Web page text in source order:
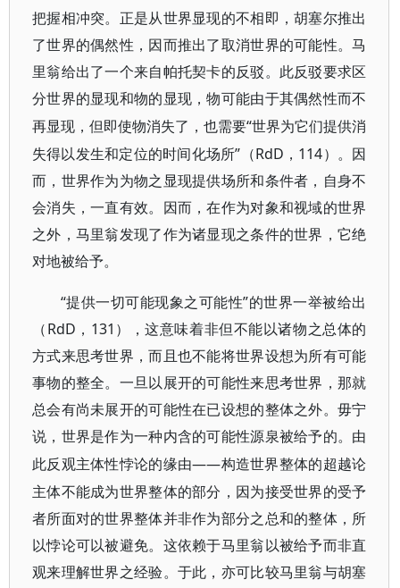
把握相冲突。正是从世界显现的不相 即，胡塞尔推出
了世界的偶然性，因而推出了取消世界的可能性。马
里翁给出了一个来自帕托契卡的反驳。 此反驳要求区
分世界的显现和物的显现，物可能由于其偶然性而不
再显现，但即使物消失了，也需要“世界为它们提供消
失得以发生和定位的时间化场所”（RdD，114）。因
而，世界作为为物之显现提供场所和条件者，自身不
会消失，一直有效。因而，在作为对象和视域的世界
之外，马里翁发现了作为诸显现之条件的世界，它绝
对地被给予。
“提供一切可能现象之可能性”的世界一举被给出
（RdD，131），这意味着非但不能以诸物之总体的
方式来思考世界，而且也不能将世界设想为所有可能
事物的整全。一旦以展开的可能性来思考世界， 那就
总会有尚未展开的可能性在已设想的整体之外。毋宁
说，世界是作为一种内含的可能性源泉被给予的。 由
此反观主体性悖论的缘由——构造世界整体的超越论
主体不能成为世界整体的部分，因为接受世界的受予
者所面对的世界整体并非作为部分之总和的整体，所
以悖论可以被避免。这依赖于马里翁以被给予而非直
观来理解世界之经验。于此，亦可比较马里翁与胡塞